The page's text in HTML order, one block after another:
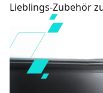
Lieblings-Zubehör